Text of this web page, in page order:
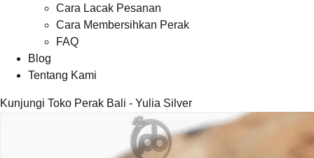
Cara Lacak Pesanan
Cara Membersihkan Perak
FAQ
Blog
Tentang Kami
Kunjungi Toko Perak Bali - Yulia Silver